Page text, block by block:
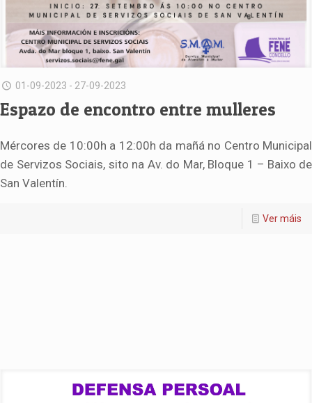
01-09-2023 - 27-09-2023
Espazo de encontro entre mulleres
Mércores de 10:00h a 12:00h da mañá no Centro Municipal
de Servizos Sociais, sito na Av. do Mar, Bloque 1 – Baixo de
San Valentín.
Ver máis